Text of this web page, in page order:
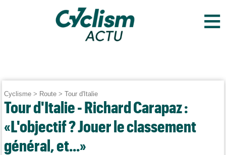
≡
Cyclisme > Route >Tour d'Italie
Tour d'Italie - Richard Carapaz :
«L'objectif ? Jouer le classement
général, et...»